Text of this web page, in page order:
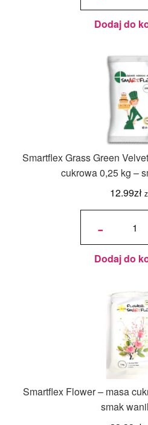
cukrowa
1 kg –
waniliowy
Dodaj do
Smartflex Grass Green
cukrowa 0,25 kg –
12.99zł
-
ilość Smartflex
ciemnozielona
masa cukrowa
0,25 kg –
smak
waniliowy
Dodaj do
Smartflex Flower – masa
smak